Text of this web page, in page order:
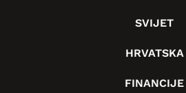
SVIJET
HRVATSKA
FINANCIJE